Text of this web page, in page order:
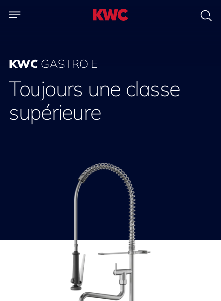
KWC GASTRO E
Toujours une classe
supérieure